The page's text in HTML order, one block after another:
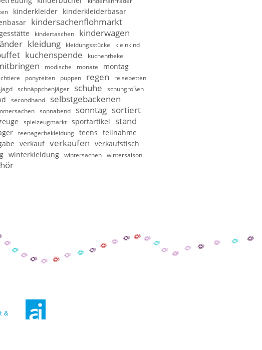
kinderkleider
kinderkleiderbasar
kindersachenflohmarkt
kindertaschen kinderwagen
kleidung kleidungsstücke
kleinkind
kuchenspende kuchentheke
modische monate montag
ponyreiten puppen regen reisebetten
schnäppchenjäger schuhe schuhgrößen
secondhand selbstgebackenen
sonnabend sonntag sortiert
spielzeugmarkt sportartikel stand
teenagerbekleidung teens teilnahme
verkauf verkaufen verkaufstisch
winterkleidung wintersachen
wintersaison
&